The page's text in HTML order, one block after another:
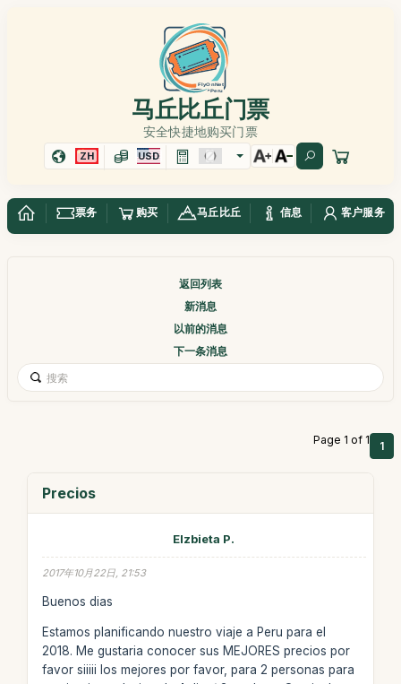
马丘比丘门票
安全快捷地购买门票
ZH USD
票务 购买 马丘比丘 信息 客户服务
返回列表
新消息
以前的消息
下一条消息
Page 1 of 1 1
Precios
Elzbieta P.
2017年10月22日, 21:53
Buenos dias
Estamos planificando nuestro viaje a Peru para el
2018. Me gustaria conocer sus MEJORES precios por
favor siiiii los mejores por favor, para 2 personas para